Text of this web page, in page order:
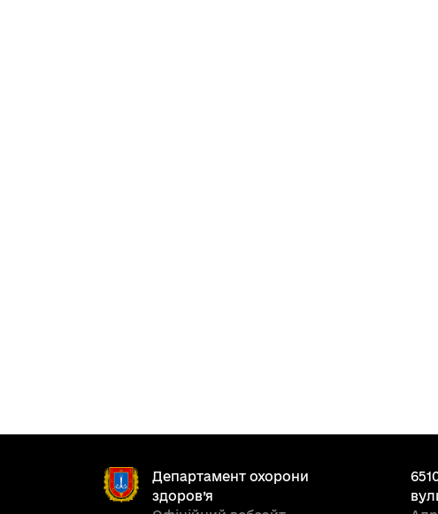
Департамент охорони
здоров’я